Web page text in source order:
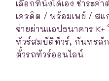
เลือกที่นั่งได้เอง ชำระค่
เครดิต / พร้อมเพย์ / สแ
จ่ายผ่านแอปธนาคาร K+
ทัวร์สมบัติทัวร์, กันทรลั
ตั๋วรถทัวร์ออนไลน์